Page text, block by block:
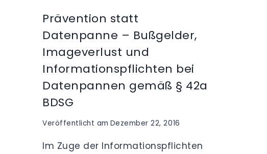
Prävention statt
Datenpanne – Bußgelder,
Imageverlust und
Informationspflichten bei
Datenpannen gemäß § 42a
BDSG
Veröffentlicht am Dezember 22, 2016
Im Zuge der Informationspflichten